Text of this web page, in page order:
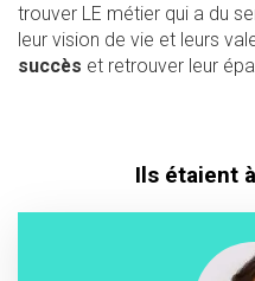
trouver LE métier qui a du
leur vision de vie et leurs
succès et retrouver leur
Ils étaient